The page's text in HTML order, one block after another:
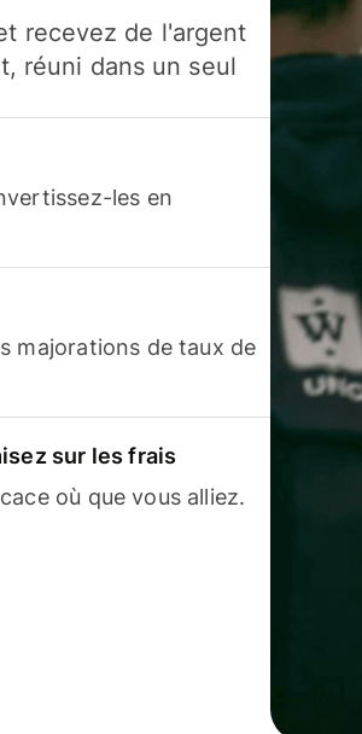
recevez de l'argent
réuni dans un seul
les en
majorations de taux de
sur les frais
où que vous alliez.